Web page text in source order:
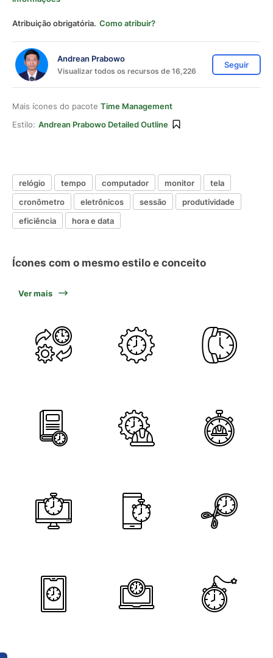
Atribuição obrigatória. Como atribuir?
Andrean Prabowo
Visualizar todos os recursos de 16,226
Seguir
Mais ícones do pacote Time Management
Estilo: Andrean Prabowo Detailed Outline
relógio tempo computador monitor
tela
cronômetro
eletrônicos sessão
produtividade
eficiência
hora e data
Ícones com o mesmo estilo e conceito
Ver mais